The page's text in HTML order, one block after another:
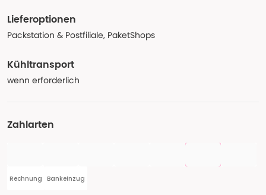
Lieferoptionen
Packstation & Postfiliale, PaketShops
Kühltransport
wenn erforderlich
Zahlarten
Rechnung Bankeinzug